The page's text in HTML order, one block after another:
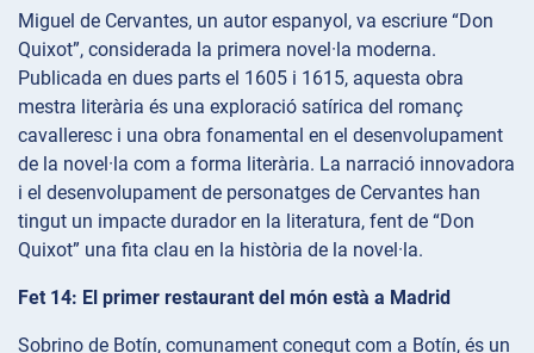
Miguel de Cervantes, un autor espanyol, va escriure “Don
Quixot”, considerada la primera novel·la moderna.
Publicada en dues parts el 1605 i 1615, aquesta obra
mestra literària és una exploració satírica del romanç
cavalleresc i una obra fonamental en el desenvolupament
de la novel·la com a forma literària. La narració innovadora
i el desenvolupament de personatges de Cervantes han
tingut un impacte durador en la literatura, fent de “Don
Quixot” una fita clau en la història de la novel·la.
Fet 14: El primer restaurant del món està a Madrid
Sobrino de Botín, comunament conegut com a Botín, és un